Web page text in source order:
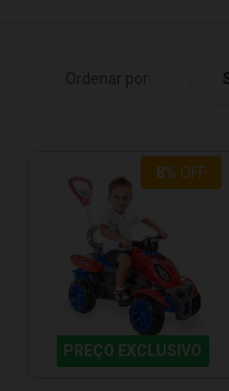
8% OFF
PREÇO EXCLUSIVO